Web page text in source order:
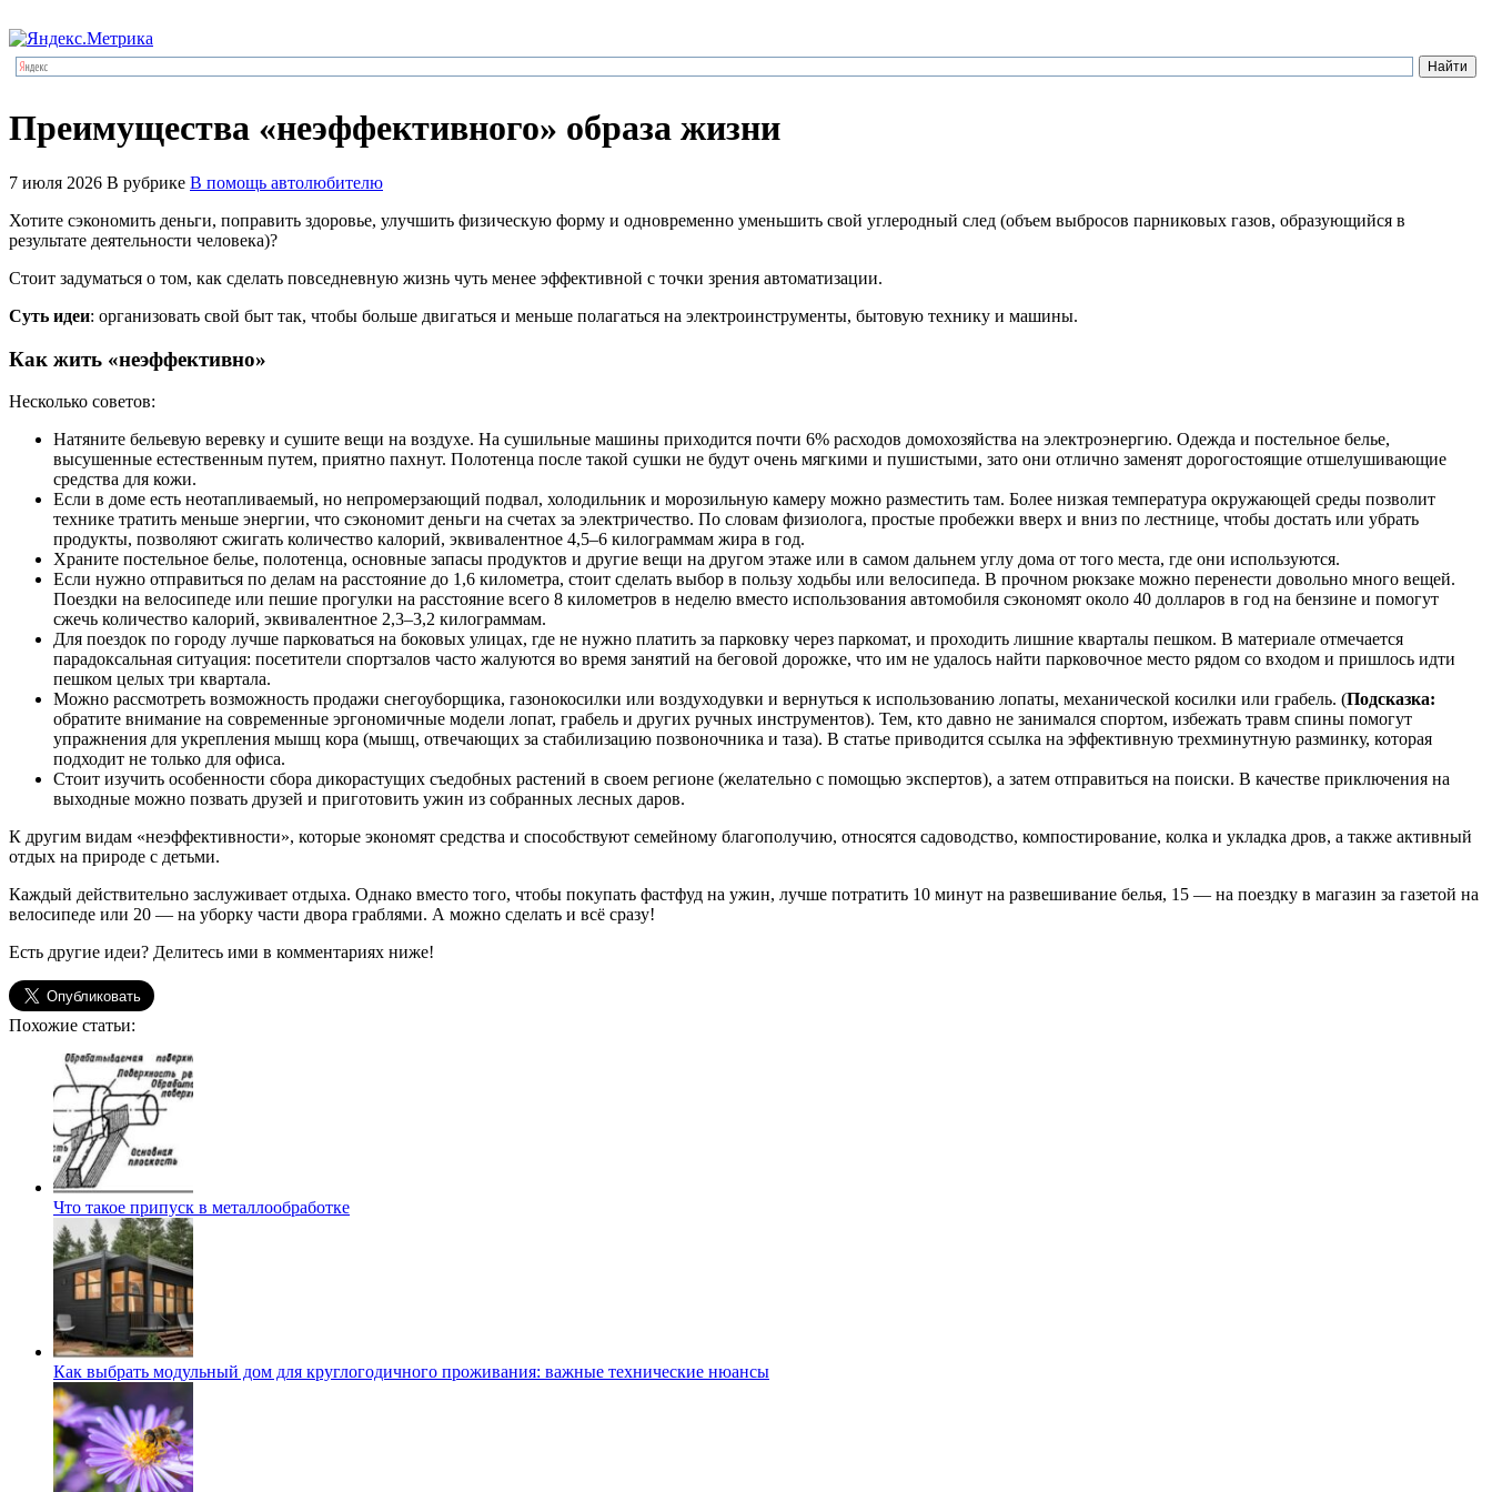
Преимущества «неэффективного» образа жизни
7 июля 2026 В рубрике В помощь автолюбителю
Хотите сэкономить деньги, поправить здоровье, улучшить физическую форму и одновременно уменьшить свой углеродный след (объем выбросов парниковых газов, образующийся в
результате деятельности человека)?
Стоит задуматься о том, как сделать повседневную жизнь чуть менее эффективной с точки зрения автоматизации.
Суть идеи: организовать свой быт так, чтобы больше двигаться и меньше полагаться на электроинструменты, бытовую технику и машины.
Как жить «неэффективно»
Несколько советов:
Натяните бельевую веревку и сушите вещи на воздухе. На сушильные машины приходится почти 6% расходов домохозяйства на электроэнергию. Одежда и постельное белье,
высушенные естественным путем, приятно пахнут. Полотенца после такой сушки не будут очень мягкими и пушистыми, зато они отлично заменят дорогостоящие отшелушивающие
средства для кожи.
Если в доме есть неотапливаемый, но непромерзающий подвал, холодильник и морозильную камеру можно разместить там. Более низкая температура окружающей среды позволит
технике тратить меньше энергии, что сэкономит деньги на счетах за электричество. По словам физиолога, простые пробежки вверх и вниз по лестнице, чтобы достать или убрать
продукты, позволяют сжигать количество калорий, эквивалентное 4,5–6 килограммам жира в год.
Храните постельное белье, полотенца, основные запасы продуктов и другие вещи на другом этаже или в самом дальнем углу дома от того места, где они используются.
Если нужно отправиться по делам на расстояние до 1,6 километра, стоит сделать выбор в пользу ходьбы или велосипеда. В прочном рюкзаке можно перенести довольно много вещей.
Поездки на велосипеде или пешие прогулки на расстояние всего 8 километров в неделю вместо использования автомобиля сэкономят около 40 долларов в год на бензине и помогут
сжечь количество калорий, эквивалентное 2,3–3,2 килограммам.
Для поездок по городу лучше парковаться на боковых улицах, где не нужно платить за парковку через паркомат, и проходить лишние кварталы пешком. В материале отмечается
парадоксальная ситуация: посетители спортзалов часто жалуются во время занятий на беговой дорожке, что им не удалось найти парковочное место рядом со входом и пришлось идти
пешком целых три квартала.
Можно рассмотреть возможность продажи снегоуборщика, газонокосилки или воздуходувки и вернуться к использованию лопаты, механической косилки или грабель. (Подсказка:
обратите внимание на современные эргономичные модели лопат, грабель и других ручных инструментов). Тем, кто давно не занимался спортом, избежать травм спины помогут
упражнения для укрепления мышц кора (мышц, отвечающих за стабилизацию позвоночника и таза). В статье приводится ссылка на эффективную трехминутную разминку, которая
подходит не только для офиса.
Стоит изучить особенности сбора дикорастущих съедобных растений в своем регионе (желательно с помощью экспертов), а затем отправиться на поиски. В качестве приключения на
выходные можно позвать друзей и приготовить ужин из собранных лесных даров.
К другим видам «неэффективности», которые экономят средства и способствуют семейному благополучию, относятся садоводство, компостирование, колка и укладка дров, а также активный
отдых на природе с детьми.
Каждый действительно заслуживает отдыха. Однако вместо того, чтобы покупать фастфуд на ужин, лучше потратить 10 минут на развешивание белья, 15 — на поездку в магазин за газетой на
велосипеде или 20 — на уборку части двора граблями. А можно сделать и всё сразу!
Есть другие идеи? Делитесь ими в комментариях ниже!
Похожие статьи:
Что такое припуск в металлообработке
Как выбрать модульный дом для круглогодичного проживания: важные технические нюансы